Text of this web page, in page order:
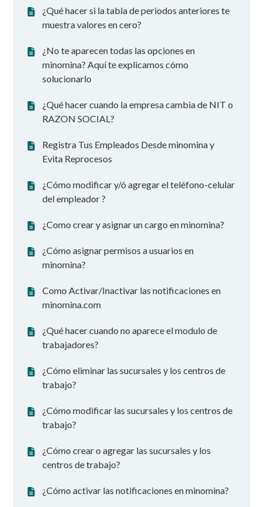
¿Qué hacer si la tabla de periodos anteriores te
muestra valores en cero?
¿No te aparecen todas las opciones en
minomina? Aquí te explicamos cómo
solucionarlo
¿Qué hacer cuando la empresa cambia de NIT o
RAZON SOCIAL?
Registra Tus Empleados Desde minomina y
Evita Reprocesos
¿Cómo modificar y/ó agregar el teléfono-celular
del empleador ?
¿Como crear y asignar un cargo en minomina?
¿Cómo asignar permisos a usuarios en
minomina?
Como Activar/Inactivar las notificaciones en
minomina.com
¿Qué hacer cuando no aparece el modulo de
trabajadores?
¿Cómo eliminar las sucursales y los centros de
trabajo?
¿Cómo modificar las sucursales y los centros de
trabajo?
¿Cómo crear o agregar las sucursales y los
centros de trabajo?
¿Cómo activar las notificaciones en minomina?